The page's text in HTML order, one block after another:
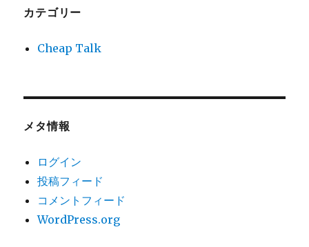
カテゴリー
Cheap Talk
メタ情報
ログイン
投稿フィード
コメントフィード
WordPress.org